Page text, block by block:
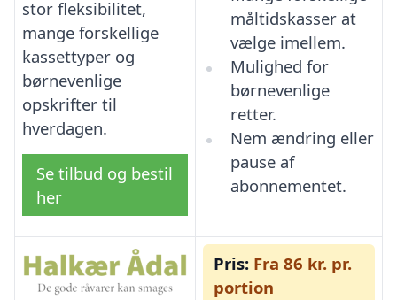
stor fleksibilitet,
mange forskellige
kassettyper og
børnevenlige
opskrifter til
hverdagen.
Se tilbud og bestil
her
måltidskasser at
vælge imellem.
Mulighed for
børnevenlige
retter.
Nem ændring eller
pause af
abonnementet.
Pris: Fra 86 kr. pr.
portion